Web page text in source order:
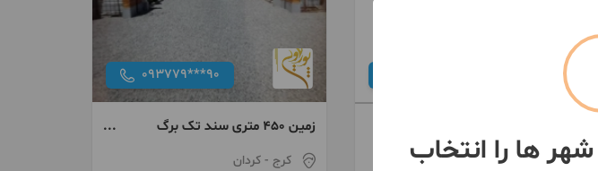
4000 متر / سرایداری
093779***90
زمین 450 متری سند تک برگ
کرج - کردان
ها را انتخاب